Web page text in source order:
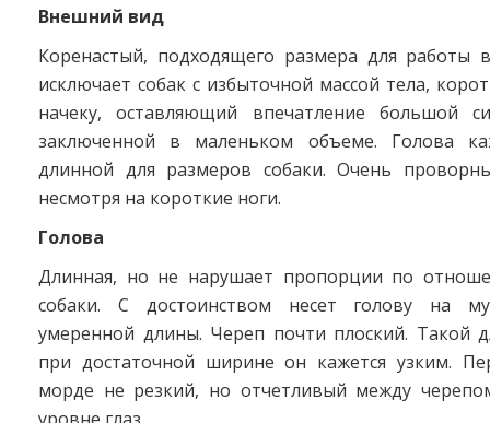
Внешний вид
Коренастый, подходящего размера для работы
исключает собак с избыточной массой тела,
начеку, оставляющий впечатление большой
заключенной в маленьком объеме. Голова
длинной для размеров собаки. Очень
несмотря на короткие ноги.
Голова
Длинная, но не нарушает пропорции по
собаки. С достоинством несет голову на
умеренной длины. Череп почти плоский. Такой
при достаточной ширине он кажется узким.
морде не резкий, но отчетливый между